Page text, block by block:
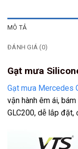
MÔ TẢ
ĐÁNH GIÁ (0)
Gạt mưa
Gạt mưa Mercedes
vận hành êm ái,
GLC200, dễ lắp đặt,